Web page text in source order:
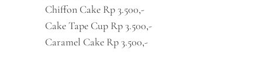
Chiffon Cake Rp 3.500,-
Cake Tape Cup Rp 3.500,-
Caramel Cake Rp 3.500,-